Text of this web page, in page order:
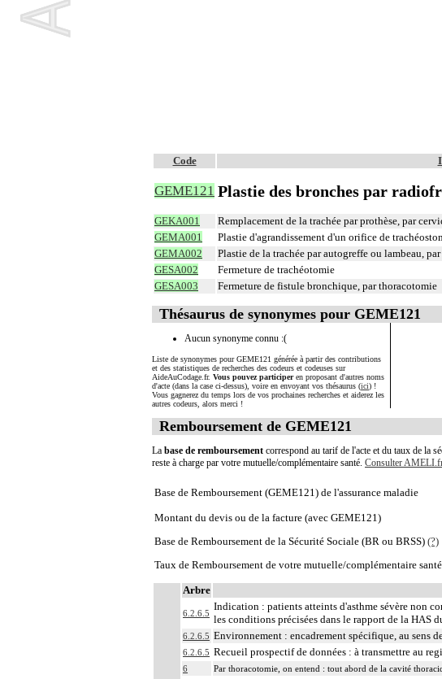
Code
GEME121 Plastie des bronches par
GEKA001 Remplacement de la trachée par prothèse, par
GEMA001 Plastie d'agrandissement d'un orifice de
GEMA002 Plastie de la trachée par autogreffe ou lambeau,
GESA002 Fermeture de trachéotomie
GESA003 Fermeture de fistule bronchique, par thoracotomie
Thésaurus de synonymes pour GEME121
Aucun synonyme connu :(
Liste de synonymes pour GEME121 générée à partir des contributions
et des statistiques de recherches des codeurs et codeuses sur
AideAuCodage.fr. Vous pouvez participeren proposant d'autres noms
d'acte (dans la case ci-dessus), voire en envoyant vos thésaurus (ici) !
Vous gagnerez du temps lors de vos prochaines recherches et aiderez les
autres codeurs, alors merci !
Remboursement de GEME121
La base de remboursement correspond au tarif de l'acte et du taux de la
reste à charge par votre mutuelle/complémentaire santé. Consulter
Base de Remboursement (GEME121) de l'assurance maladie
Montant du devis ou de la facture (avec GEME121)
Base de Remboursement de la Sécurité Sociale (BR ou BRSS) (?)
Taux de Remboursement de votre mutuelle/complémentaire santé
Arbre
6.2.6.5
Indication : patients atteints d'asthme sévère non
les conditions précisées dans le rapport de la HAS
6.2.6.5 Environnement : encadrement spécifique, au sens
6.2.6.5 Recueil prospectif de données : à transmettre au
6 Par thoracotomie, on entend : tout abord de la cavité